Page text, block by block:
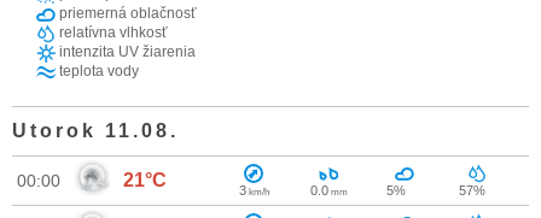
priemerná oblačnosť
relatívna vlhkosť
intenzita UV žiarenia
teplota vody
Utorok 11.08.
00:00 21°C 3 km/h 0.0 mm 5% 57%